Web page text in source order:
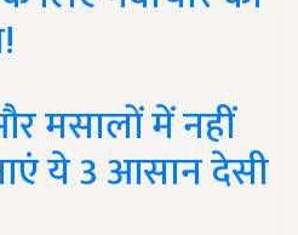
मसालों में नहीं
ये 3 आसान देसी